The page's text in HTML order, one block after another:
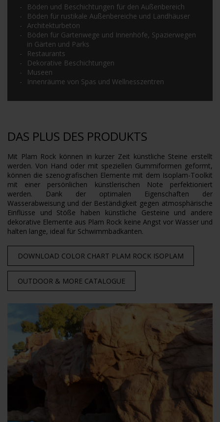
Böden und Beschichtungen für den Außenbereich
Böden für rustikale Außenbereiche und Landhäuser
Architekturbeton
Böden für Gartenwege und Innenhöfe, Spazierwegen
in Gärten und Parks
Restaurants
Dekorative Beschichtungen
Museen
Innenräume von Spas und Wellnesszentren
DAS PLUS DES PRODUKTS
Mit Plam Rock können in kurzer Zeit künstliche Steine erstellt
werden. Von Hand oder mit speziellen Gummiformen geformt,
können die szenografischen Elemente mit dem Isoplam-Toolkit
mit einer persönlichen künstlerischen Note perfektioniert
werden. Dank der optimalen Eigenschaften der
Wasserabweisung und der Beständigkeit gegen atmosphärische
Einflüsse und Stöße haben künstliche Gesteine und andere
dekorative Elemente aus Plam Rock keine Angst vor Wasser und
halten lange, ideal für Schwimmbadkanten.
DOWNLOAD COLOR CHART PLAM ROCK ISOPLAM
OUTDOOR & MORE CATALOGUE